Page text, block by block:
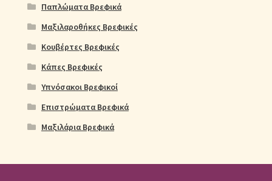
Παπλώματα Βρεφικά
Μαξιλαροθήκες Βρεφικές
Κουβέρτες Βρεφικές
Κάπες Βρεφικές
Υπνόσακοι Βρεφικοί
Επιστρώματα Βρεφικά
Μαξιλάρια Βρεφικά